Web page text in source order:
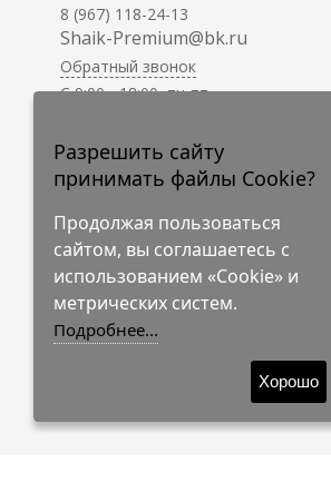
8 (967) 118-24-13
Shaik-Premium@bk.ru
Обратный звонок
C 9:00 - 18:00, пн-пт
круглосуточно.
© 2009-2026 Shaik-Premium
Разрешить сайту
принимать файлы Cookie?
Продолжая пользоваться
сайтом, вы соглашаетесь с
использованием «Cookie» и
метрических систем.
Подробнее...
Хорошо